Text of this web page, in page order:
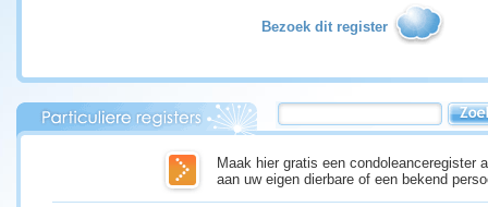
Bezoek dit register
Maak hier gratis een condoleanceregister
aan uw eigen dierbare of een bekend